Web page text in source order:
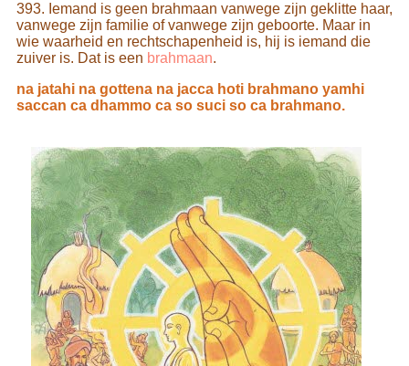
393. Iemand is geen brahmaan vanwege zijn geklitte haar,
vanwege zijn familie of vanwege zijn geboorte. Maar in
wie waarheid en rechtschapenheid is, hij is iemand die
zuiver is. Dat is een brahmaan.
na jatahi na gottena na jacca hoti brahmano yamhi
saccan ca dhammo ca so suci so ca brahmano.